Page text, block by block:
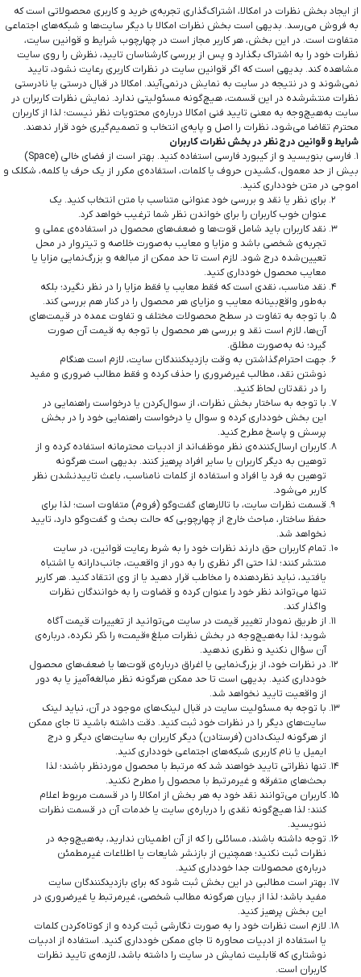
از ایجاد بخش نظرات در امکالا، اشتراک‌گذاری تجربه‌ی خرید و کاربری محصولاتی است که
به فروش می‌رسد. بدیهی است بخش نظرات امکالا با دیگر سایت‌ها و شبکه‌های اجتماعی
متفاوت است. در این بخش، هر کاربر مجاز است در چهارچوب شرایط و قوانین سایت،
نظرات خود را به اشتراک بگذارد و پس از بررسی کارشناسان تایید، نظرش را روی سایت
مشاهده کند. بدیهی است که اگر قوانین سایت در نظرات کاربری رعایت نشود، تایید
نمی‌شوند و در نتیجه در سایت به نمایش درنمی‌آیند. امکالا در قبال درستی یا نادرستی
نظرات منتشرشده در این قسمت، هیچ‌گونه مسئولیتی ندارد. نمایش نظرات کاربران در
سایت به‌هیچ‌وجه به معنی تایید فنی امکالا درباره‌ی محتویات نظر نیست؛ لذا از کاربران
محترم تقاضا می‌شود، نظرات را اصل و پایه‌ی انتخاب و تصمیم‌گیری خود قرار ندهند.
شرایط و قوانین درج نظر در بخش نظرات کاربران
۱. فارسی بنویسید و از کیبورد فارسی استفاده کنید. بهتر است از فضای خالی (Space)
بیش از حد معمول، کشیدن حروف یا کلمات، استفاده‌ی مکرر از یک حرف یا کلمه، شکلک و
اموجی در متن خودداری کنید.
برای نظر یا نقد و بررسی خود عنوانی متناسب با متن انتخاب کنید. یک
عنوان خوب کاربران را برای خواندن نظر شما ترغیب خواهد کرد.
نقد کاربران باید شامل قوت‌ها و ضعف‌های محصول در استفاده‌ی عملی و
تجربه‌ی شخصی باشد و مزایا و معایب به‌صورت خلاصه و تیتروار در محل
تعیین‌شده درج شود. لازم است تا حد ممکن از مبالغه و بزرگ‌نمایی مزایا یا
معایب محصول خودداری کنید.
نقد مناسب، نقدی است که فقط معایب یا فقط مزایا را در نظر نگیرد؛ بلکه
به‌طور واقع‌بینانه معایب و مزایای هر محصول را در کنار هم بررسی کند.
با توجه به تفاوت در سطح محصولات مختلف و تفاوت عمده در قیمت‌های
آن‌ها، لازم است نقد و بررسی هر محصول با توجه به قیمت آن صورت
گیرد؛ نه به‌صورت مطلق.
جهت احترام‌گذاشتن به وقت بازدیدکنندگان سایت، لازم است هنگام
نوشتن نقد، مطالب غیرضروری را حذف کرده و فقط مطالب ضروری و مفید
را در نقدتان لحاظ کنید.
با توجه به ساختار بخش نظرات، از سوال‌کردن یا درخواست راهنمایی در
این بخش خودداری کرده و سوال یا درخواست راهنمایی خود را در بخش
پرسش و پاسخ مطرح کنید.
کاربران ارسال‌کننده‌ی نظر موظف‌اند از ادبیات محترمانه استفاده کرده و از
توهین به دیگر کاربران یا سایر افراد پرهیز کنند. بدیهی است هرگونه
توهین به فرد یا افراد و استفاده از کلمات نامناسب، باعث تاییدنشدن نظر
کاربر می‌شود.
قسمت نظرات سایت، با تالارهای گفت‌وگو (فروم) متفاوت است؛ لذا برای
حفظ ساختار، مباحث خارج از چهارچوبی که حالت بحث و گفت‌وگو دارد، تایید
نخواهد شد.
تمام کاربران حق دارند نظرات خود را به شرط رعایت قوانین، در سایت
منتشر کنند؛ لذا حتی اگر نظری را به دور از واقعیت، جانب‌دارانه یا اشتباه
یافتید، نباید نظردهنده را مخاطب قرار دهید یا از وی انتقاد کنید. هر کاربر
تنها می‌تواند نظر خود را عنوان کرده و قضاوت را به خوانندگان نظرات
واگذار کند.
از طریق نمودار تغییر قیمت در سایت می‌توانید از تغییرات قیمت آگاه
شوید؛ لذا به‌هیچ‌وجه در بخش نظرات مبلغ «قیمت» را ذکر نکرده، درباره‌ی
آن سؤال نکنید و نظری ندهید.
در نظرات خود، از بزرگ‌نمایی یا اغراق درباره‌ی قوت‌ها یا ضعف‌های محصول
خودداری کنید. بدیهی است تا حد ممکن هرگونه نظر مبالغه‌آمیز یا به دور
از واقعیت تایید نخواهد شد.
با توجه به مسئولیت سایت در قبال لینک‌های موجود در آن، نباید لینک
سایت‌های دیگر را در نظرات خود ثبت کنید. دقت داشته باشید تا جای ممکن
از هرگونه لینک‌دادن (فرستادن) دیگر کاربران به سایت‌های دیگر و درج
ایمیل یا نام کاربری شبکه‌های اجتماعی خودداری کنید.
تنها نظراتی تایید خواهند شد که مرتبط با محصول موردنظر باشند؛ لذا
بحث‌های متفرقه و غیرمرتبط با محصول را مطرح نکنید.
کاربران می‌توانند نقد خود به هر بخش از امکالا را در قسمت مربوط اعلام
کنند؛ لذا هیچ‌گونه نقدی را درباره‌ی سایت یا خدمات آن در قسمت نظرات
ننویسید.
توجه داشته باشند، مسائلی را که از آن اطمینان ندارید، به‌هیچ‌وجه در
نظرات ثبت نکنید؛ همچنین از بازنشر شایعات یا اطلاعات غیرمطمئن
درباره‌ی محصولات جدا خودداری کنید.
بهتر است مطالبی در این بخش ثبت شود که برای بازدیدکنندگان سایت
مفید باشد؛ لذا از بیان هرگونه مطالب شخصی، غیرمرتبط یا غیرضروری در
این بخش پرهیز کنید.
لازم است نظرات خود را به صورت نگارشی ثبت کرده و از کوتاه‌کردن کلمات
یا استفاده از ادبیات محاوره تا جای ممکن خودداری کنید. استفاده از ادبیات
نوشتاری که قابلیت نمایش در سایت را داشته باشد، لازمه‌ی تایید نظرات
کاربران است.